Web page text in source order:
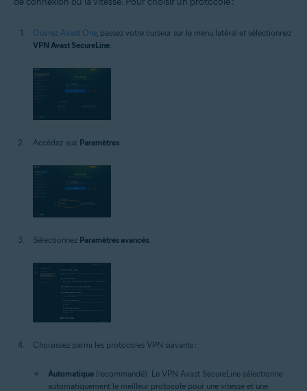
Ouvrez Avast One, passez votre curseur sur le menu latéral et sélectionnez
VPN Avast SecureLine
Accédez aux Paramètres.
Sélectionnez Paramètres avancés.
Choisissez parmi les protocoles VPN suivants :
Automatique (recommandé) : Le VPN Avast SecureLine sélectionne
automatiquement le meilleur protocole pour une vitesse et une